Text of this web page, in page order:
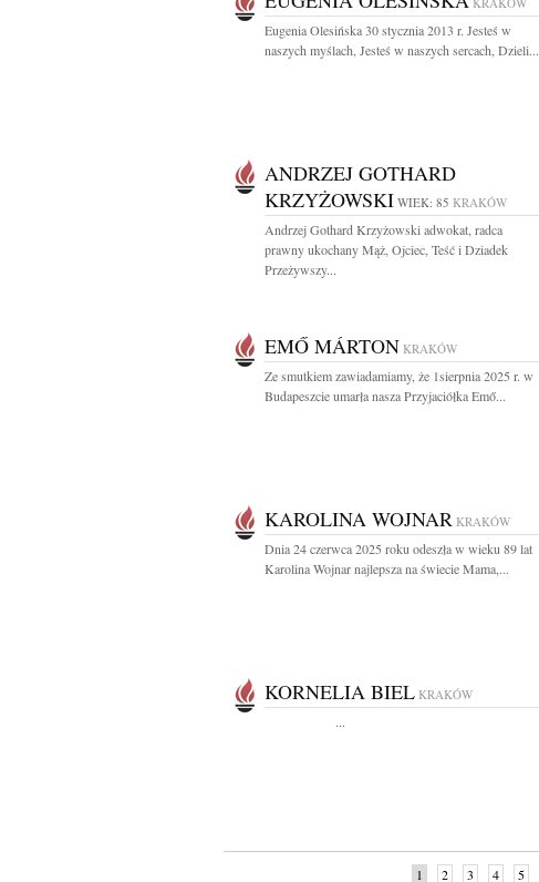
Eugenia Olesińska 30 stycznia 2013 r. Jesteś w
naszych myślach, Jesteś w naszych sercach, Dzieli...
ANDRZEJ GOTHARD
KRZYŻOWSKI WIEK: 85 KRAKÓW
Andrzej Gothard Krzyżowski adwokat, radca
prawny ukochany Mąż, Ojciec, Teść i Dziadek
Przeżywszy...
EMŐ MÁRTON KRAKÓW
Ze smutkiem zawiadamiamy, że 1sierpnia 2025 r. w
Budapeszcie umarła nasza Przyjaciółka Emő...
KAROLINA WOJNAR KRAKÓW
Dnia 24 czerwca 2025 roku odeszła w wieku 89 lat
Karolina Wojnar najlepsza na świecie Mama,...
KORNELIA BIEL KRAKÓW
...
1 2 3 4 5